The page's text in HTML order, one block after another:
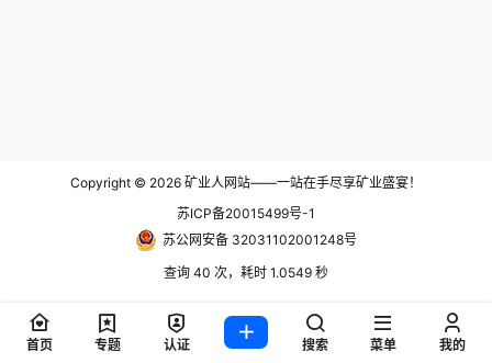
Copyright © 2026 矿业人网站——一站在手尽享矿业盛宴！
苏ICP备20015499号-1
苏公网安备 32031102001248号
查询 40 次，耗时 1.0549 秒
首页 专题 认证 搜索 菜单 我的